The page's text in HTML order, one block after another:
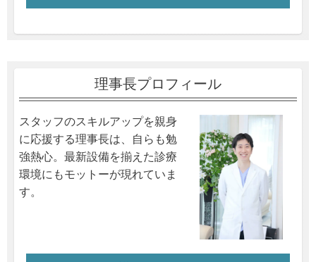
理事長プロフィール
スタッフのスキルアップを親身
に応援する理事長は、自らも勉
強熱心。最新設備を揃えた診療
環境にもモットーが現れていま
す。